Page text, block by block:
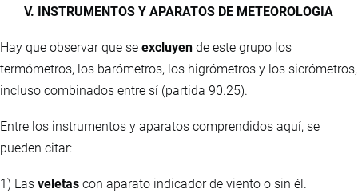
V. INSTRUMENTOS Y APARATOS DE METEOROLOGIA
Hay que observar que se excluyen de este grupo los
termómetros, los barómetros, los higrómetros y los sicrómetros,
incluso combinados entre sí (partida 90.25).
Entre los instrumentos y aparatos comprendidos aquí, se
pueden citar:
1) Las veletas con aparato indicador de viento o sin él.